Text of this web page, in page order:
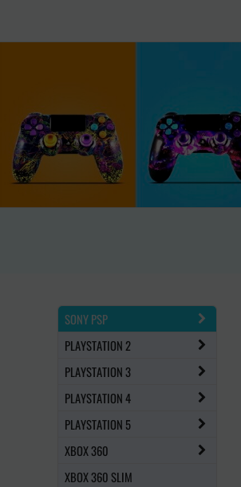
SONY PSP
PLAYSTATION 2
PLAYSTATION 3
PLAYSTATION 4
PLAYSTATION 5
XBOX 360
XBOX 360 SLIM